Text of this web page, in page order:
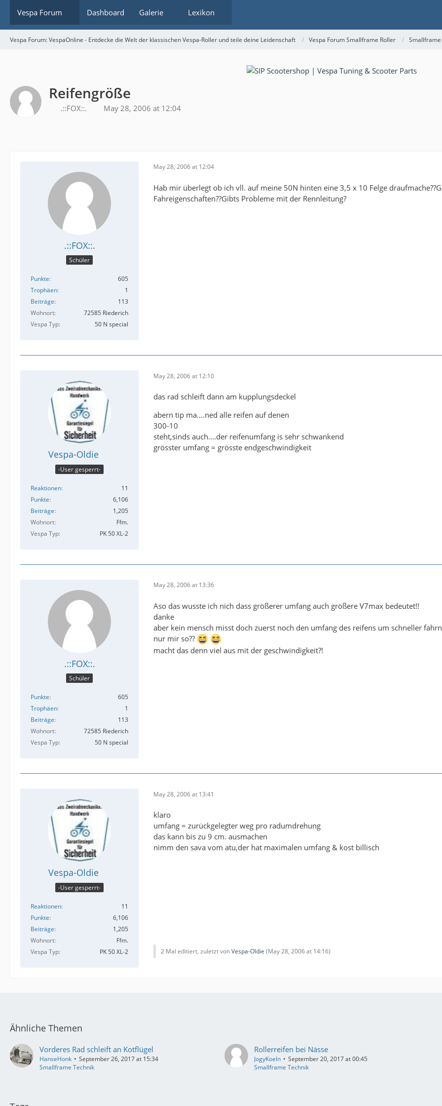
Vespa Forum Dashboard Galerie Lexikon
Vespa Forum: VespaOnline - Entdecke die Welt der klassischen Vespa-Roller und teile deine Leidenschaft Vespa Forum Smallframe Roller
Reifengröße
.::FOX::. May 28, 2006 at 12:04
.::FOX::.
Schüler
Punkte
605
Trophäen
1
Beiträge
113
Wohnort
72585 Riederich
Vespa Typ
50 N special
May 28, 2006 at 12:04
Hab mir überlegt ob ich vll. auf meine 50N hinten eine 3,5 x 10 Felge
Fahreigenschaften??Gibts Probleme mit der Rennleitung?
Vespa-Oldie
-User gesperrt-
Reaktionen
11
Punkte
6,106
Beiträge
1,205
Wohnort
Ffm.
Vespa Typ
PK 50 XL-2
May 28, 2006 at 12:10
das rad schleift dann am kupplungsdeckel
abern tip ma....ned alle reifen auf denen
300-10
steht,sinds auch....der reifenumfang is sehr schwankend
grösster umfang = grösste endgeschwindigkeit
.::FOX::.
Schüler
Punkte
605
Trophäen
1
Beiträge
113
Wohnort
72585 Riederich
Vespa Typ
50 N special
May 28, 2006 at 13:36
Aso das wusste ich nich dass größerer umfang auch größere V7max bedeutet!!
danke
aber kein mensch misst doch zuerst noch den umfang des reifens um schneller
nur mir so??
macht das denn viel aus mit der geschwindigkeit?!
Vespa-Oldie
-User gesperrt-
Reaktionen
11
Punkte
6,106
Beiträge
1,205
Wohnort
Ffm.
Vespa Typ
PK 50 XL-2
May 28, 2006 at 13:41
klaro
umfang = zurückgelegter weg pro radumdrehung
das kann bis zu 9 cm. ausmachen
nimm den sava vom atu,der hat maximalen umfang & kost billisch
2 Mal editiert, zuletzt vonVespa-Oldie (May 28, 2006 at 14:16)
Ähnliche Themen
Vorderes Rad schleift an Kotflügel
HanseHonk
September 26, 2017 at 15:34
Smallframe Technik
Rollerreifen bei Nässe
JogyKoeln
September 20, 2017 at 00:45
Smallframe Technik